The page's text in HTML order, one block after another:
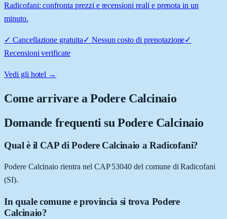
Radicofani: confronta prezzi e recensioni reali e prenota in un
minuto.
✓ Cancellazione gratuita✓ Nessun costo di prenotazione✓
Recensioni verificate
Vedi gli hotel →
Come arrivare aPodere Calcinaio
Domande frequenti su Podere Calcinaio
Qual è il CAP di Podere Calcinaio a Radicofani?
Podere Calcinaio rientra nel CAP 53040 del comune di Radicofani
(SI).
In quale comune e provincia si trova Podere
Calcinaio?